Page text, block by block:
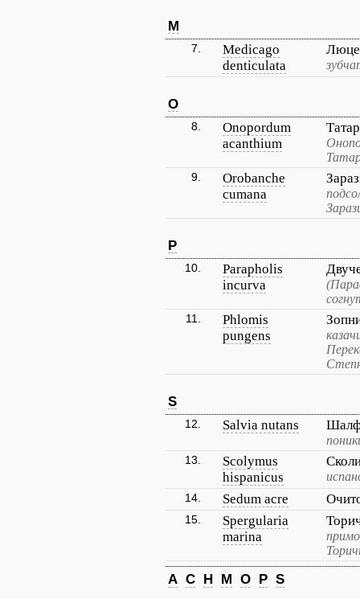
M
7.
Medicago
denticulata
O
8.
Onopordum
acanthium
9.
Orobanche
cumana
P
10.
Parapholis
incurva
11.
Phlomis
pungens
S
12. Salvia nutans
13.
Scolymus
hispanicus
14. Sedum acre
15.
Spergularia
marina
A C H M O P S